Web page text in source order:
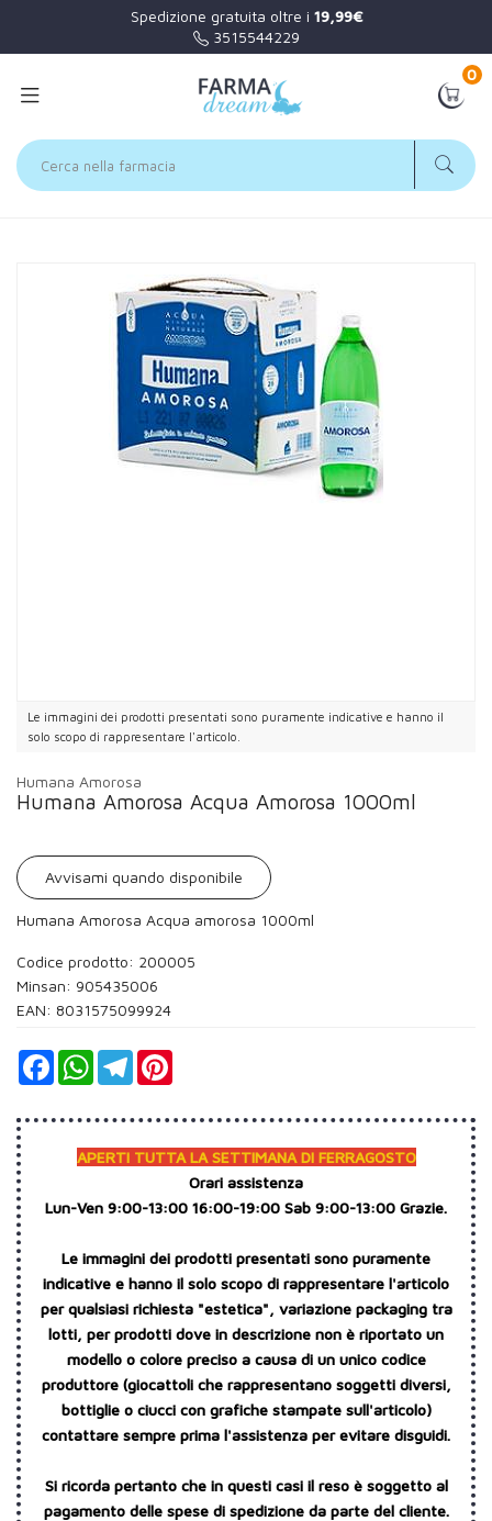
Spedizione gratuita oltre i 19,99€
3515544229
0
Le immagini dei prodotti presentati sono puramente indicative e hanno il
solo scopo di rappresentare l'articolo.
Humana Amorosa
Humana Amorosa Acqua Amorosa 1000ml
Avvisami quando disponibile
Humana Amorosa Acqua amorosa 1000ml
Codice prodotto: 200005
Minsan: 905435006
EAN: 8031575099924
FacebookWhatsAppTelegram
APERTI TUTTA LA SETTIMANA DI FERRAGOSTO
Orari assistenza
Lun-Ven 9:00-13:00 16:00-19:00 Sab 9:00-13:00 Grazie.
Le immagini dei prodotti presentati sono puramente
indicative e hanno il solo scopo di rappresentare l'articolo
per qualsiasi richiesta "estetica", variazione packaging tra
lotti, per prodotti dove in descrizione non è riportato un
modello o colore preciso a causa di un unico codice
produttore (giocattoli che rappresentano soggetti diversi,
bottiglie o ciucci con grafiche stampate sull'articolo)
contattare sempre prima l'assistenza per evitare disguidi.
Si ricorda pertanto che in questi casi il reso è soggetto al
pagamento delle spese di spedizione da parte del cliente.